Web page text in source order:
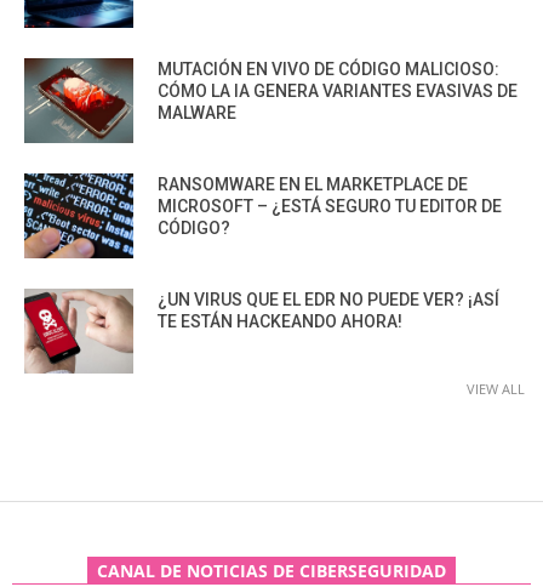
MUTACIÓN EN VIVO DE CÓDIGO MALICIOSO:
CÓMO LA IA GENERA VARIANTES EVASIVAS DE
MALWARE
RANSOMWARE EN EL MARKETPLACE DE
MICROSOFT – ¿ESTÁ SEGURO TU EDITOR DE
CÓDIGO?
¿UN VIRUS QUE EL EDR NO PUEDE VER? ¡ASÍ
TE ESTÁN HACKEANDO AHORA!
VIEW ALL
CANAL DE NOTICIAS DE CIBERSEGURIDAD